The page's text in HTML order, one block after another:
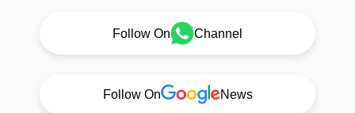
Follow On Channel
Follow On News